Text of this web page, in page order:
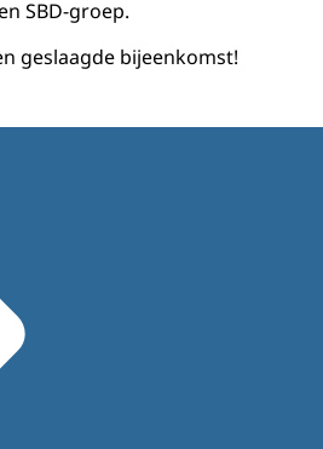
SBD-groep.
geslaagde bijeenkomst!